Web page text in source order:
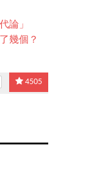
論」
幾個？
4505